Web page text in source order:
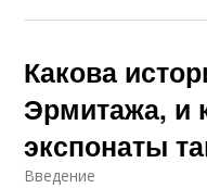
Какова
Эрмитажа, и
экспонаты
Введение